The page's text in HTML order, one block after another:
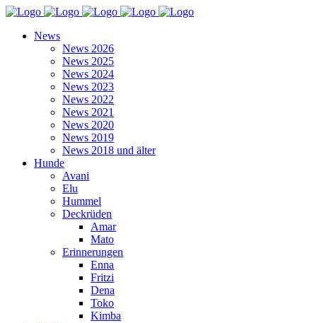
News
News 2026
News 2025
News 2024
News 2023
News 2022
News 2021
News 2020
News 2019
News 2018 und älter
Hunde
Avani
Elu
Hummel
Deckrüden
Amar
Mato
Erinnerungen
Enna
Fritzi
Dena
Toko
Kimba